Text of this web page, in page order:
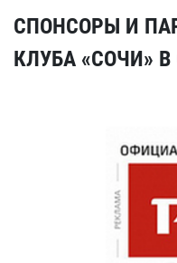
СПОНСОРЫ И
КЛУБА «СОЧИ» В